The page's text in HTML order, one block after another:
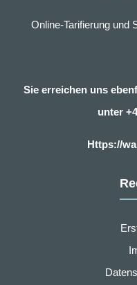
Online-Tarifierung und
Sie erreichen uns
unter
Https://